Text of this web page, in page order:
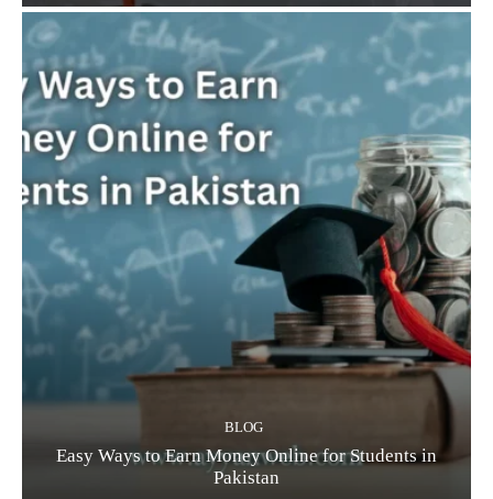
BLOG
Easy Ways to Earn Money Online for Students in
Pakistan